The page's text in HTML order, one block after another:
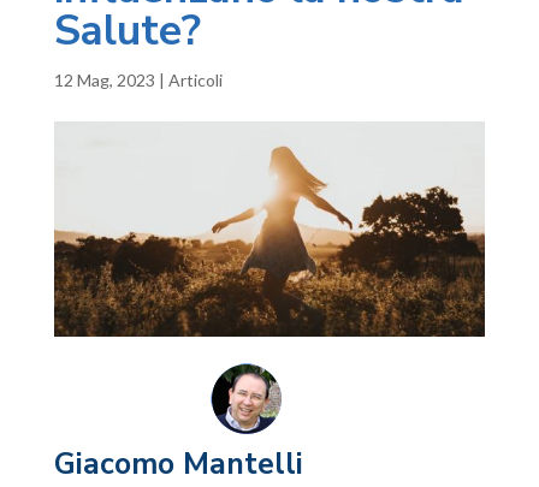
Salute?
12 Mag, 2023 | Articoli
Giacomo Mantelli